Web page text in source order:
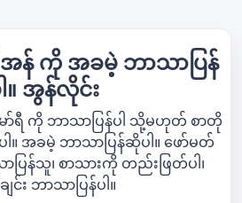
န် ကို အခမဲ့ ဘာသာပြန်
။ အွန်လိုင်း
ာ်ရီ ကို ဘာသာပြန်ပါ သို့မဟုတ် စာတို
။ အခမဲ့ ဘာသာပြန်ဆိုပါ။ ဖော်မတ်
ပြန်သူ၊ စာသားကို တည်းဖြတ်ပါ၊
င်း ဘာသာပြန်ပါ။